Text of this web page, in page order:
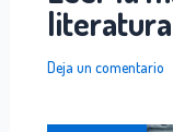
literatura
Deja un comentario